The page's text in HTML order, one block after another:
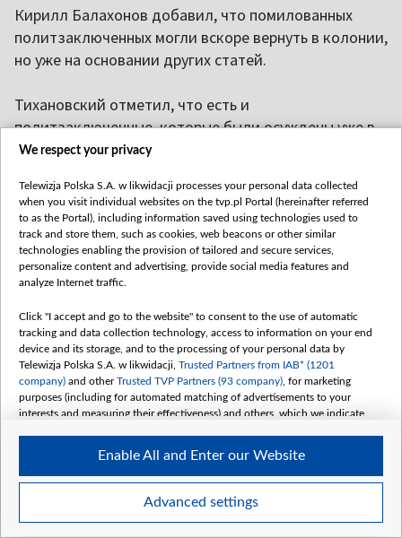
Кирилл Балахонов добавил, что помилованных
политзаключенных могли вскоре вернуть в колонии,
но уже на основании других статей.
Тихановский отметил, что есть и
политзаключенные, которые были осуждены уже в
колониях за помощь политзаключенным, хотя сами
говорит Тихановский, таких очень много. Их
объявляют «экстремистами», но в списках
правозащитников их нет. Он привел пример
заключенного Гутича, который был осужден по 328
статье, – «он уже тоже наш человек».
,,
«Я выжил, и ни разу не сомневался, не
жалел», – сказал Тихановский о
заключении, призвав беларусов не
прекращать борьбу.
We respect your privacy
Telewizja Polska S.A. w likwidacji processes your personal data collected
when you visit individual websites on the tvp.pl Portal (hereinafter referred
to as the Portal), including information saved using technologies used to
track and store them, such as cookies, web beacons or other similar
technologies enabling the provision of tailored and secure services,
personalize content and advertising, provide social media features and
analyze Internet traffic.
Click "I accept and go to the website" to consent to the use of automatic
tracking and data collection technology, access to information on your end
device and its storage, and to the processing of your personal data by
Telewizja Polska S.A. w likwidacji, Trusted Partners from IAB* (1201
company) and otherTrusted TVP Partners (93 company) , for marketing
purposes (including for automated matching of advertisements to your
interests and measuring their effectiveness) and others, which we indicate
The purposes of processing your data by TVP S.A. w likwidacji are as
follows:
Use limited data to select advertising
Create profiles for personalised advertising
Advanced settings
Enable All and Enter our Website